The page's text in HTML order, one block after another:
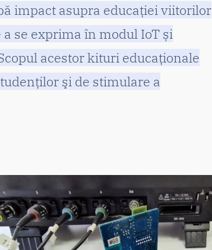
impact asupra educației viitorilor
se exprima în modul IoT și
acestor kituri educaţionale
şi de stimulare a